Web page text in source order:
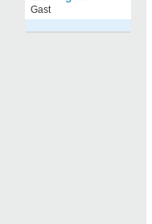
Gast